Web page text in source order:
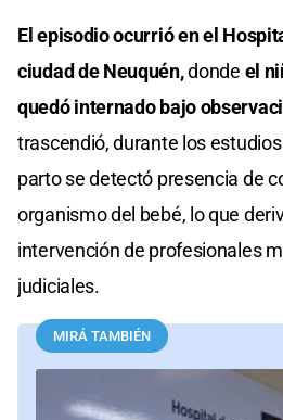
El episodio ocurrió en el
ciudad de Neuquén,donde el
quedó internado bajo
trascendió, durante los
parto se detectó presencia de
organismo del bebé, lo que
intervención de profesionales
judiciales.
MIRÁ TAMBIÉN